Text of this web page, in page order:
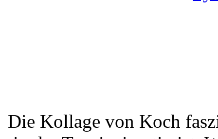
Die Kollage von Koch